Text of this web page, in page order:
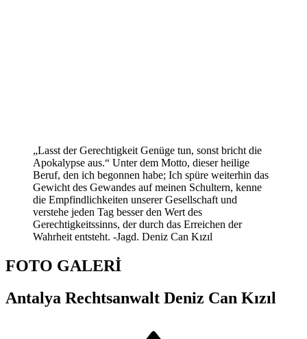
„Lasst der Gerechtigkeit Genüge tun, sonst bricht die
Apokalypse aus.“ Unter dem Motto, dieser heilige
Beruf, den ich begonnen habe; Ich spüre weiterhin das
Gewicht des Gewandes auf meinen Schultern, kenne
die Empfindlichkeiten unserer Gesellschaft und
verstehe jeden Tag besser den Wert des
Gerechtigkeitssinns, der durch das Erreichen der
Wahrheit entsteht. -Jagd. Deniz Can Kızıl
FOTO GALERİ
Antalya Rechtsanwalt Deniz Can Kızıl